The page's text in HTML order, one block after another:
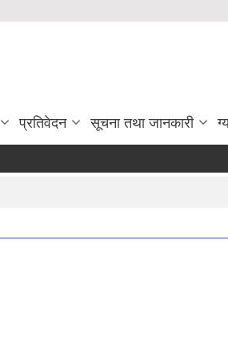
प्रतिवेदन सूचना तथा जानकारी